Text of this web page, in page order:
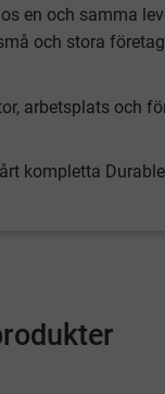
en och samma
och stora
arbetsplats och
kompletta